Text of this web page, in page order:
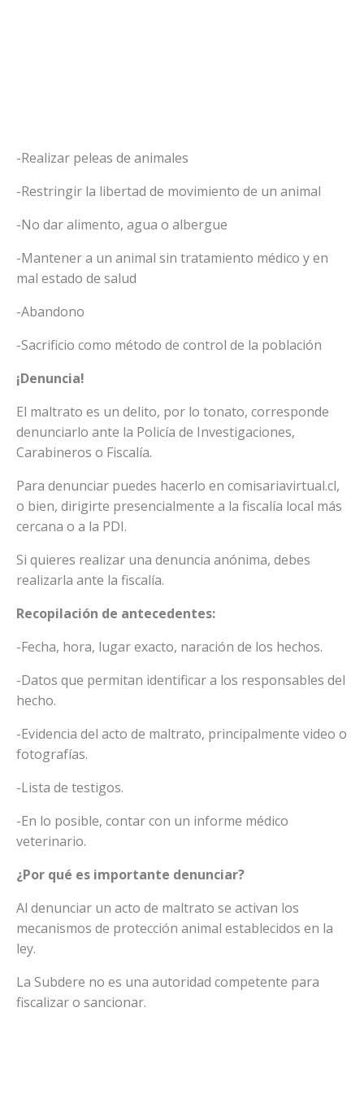
-Realizar peleas de animales
-Restringir la libertad de movimiento de un animal
-No dar alimento, agua o albergue
-Mantener a un animal sin tratamiento médico y en
mal estado de salud
-Abandono
-Sacrificio como método de control de la población
¡Denuncia!
El maltrato es un delito, por lo tonato, corresponde
denunciarlo ante la Policía de Investigaciones,
Carabineros o Fiscalía.
Para denunciar puedes hacerlo en comisariavirtual.cl,
o bien, dirigirte presencialmente a la fiscalía local más
cercana o a la PDI.
Si quieres realizar una denuncia anónima, debes
realizarla ante la fiscalía.
Recopilación de antecedentes:
-Fecha, hora, lugar exacto, naración de los hechos.
-Datos que permitan identificar a los responsables del
hecho.
-Evidencia del acto de maltrato, principalmente video o
fotografías.
-Lista de testigos.
-En lo posible, contar con un informe médico
veterinario.
¿Por qué es importante denunciar?
Al denunciar un acto de maltrato se activan los
mecanismos de protección animal establecidos en la
ley.
La Subdere no es una autoridad competente para
fiscalizar o sancionar.